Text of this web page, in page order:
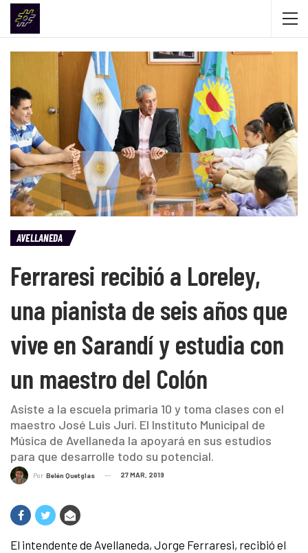
AVELLANEDA
Ferraresi recibió a Loreley,
una pianista de seis años que
vive en Sarandí y estudia con
un maestro del Colón
Asiste a la escuela primaria 10 y toma clases con el
maestro José Luis Juri. El Instituto Municipal de
Música de Avellaneda la apoyará en sus estudios
para que desarrolle todo su potencial.
Por Belén Quetglas 27 MAR, 2019
El intendente de Avellaneda, Jorge Ferraresi, recibió el